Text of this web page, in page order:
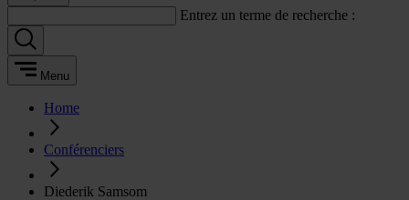
Entrez un terme de recherche :
Menu
Home
Conférenciers
Diederik Samsom